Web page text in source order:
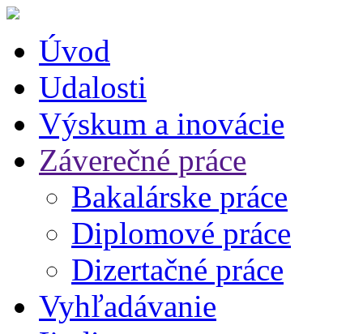
Úvod
Udalosti
Výskum a inovácie
Záverečné práce
Bakalárske práce
Diplomové práce
Dizertačné práce
Vyhľadávanie